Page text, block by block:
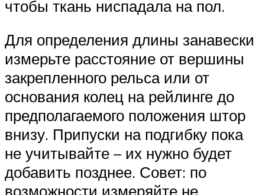
чтобы ткань ниспадала на пол.
Для определения длины занавески
измерьте расстояние от вершины
закрепленного рельса или от
основания колец на рейлинге до
предполагаемого положения штор
внизу. Припуски на подгибку пока
не учитывайте – их нужно будет
добавить позднее. Совет: по
возможности измеряйте не